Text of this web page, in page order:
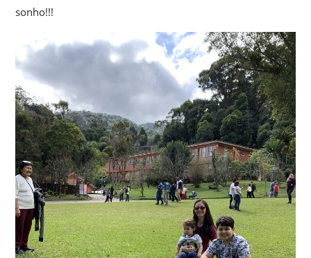
sonho!!!